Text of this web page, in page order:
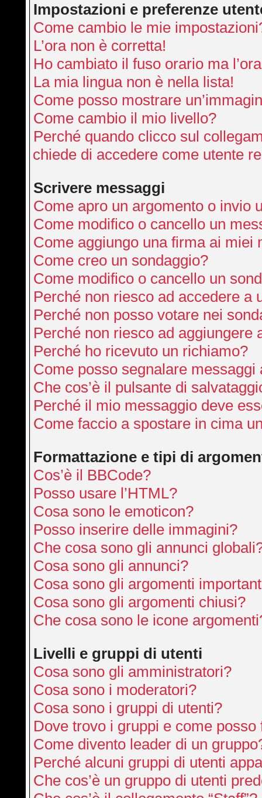
Impostazioni e preferenze
Come cambio le mie
L’ora non è corretta!
Ho cambiato il fuso orario ma
La mia lingua non è nella lista!
Come posso mostrare
Come cambio il mio livello?
Perché quando clicco sul
chiede di accedere come utente
Scrivere messaggi
Come apro un argomento o invio
Come modifico o cancello un
Come aggiungo una firma ai miei
Come creo un sondaggio?
Come modifico o cancello un
Perché non riesco ad accedere a
Perché non posso votare nei
Perché non riesco ad aggiungere
Perché ho ricevuto un richiamo?
Come posso segnalare messaggi
Che cos’è il pulsante di
Perché il mio messaggio deve
Come faccio a spostare in cima
Formattazione e tipi di
Cos’è il BBCode?
Posso usare l’HTML?
Cosa sono le emoticon?
Posso inserire delle immagini?
Che cosa sono gli annunci
Cosa sono gli annunci?
Cosa sono gli argomenti
Cosa sono gli argomenti chiusi?
Che cosa sono le icone
Livelli e gruppi di utenti
Cosa sono gli amministratori?
Cosa sono i moderatori?
Cosa sono i gruppi di utenti?
Dove trovo i gruppi e come
Come divento leader di un
Perché alcuni gruppi di utenti
Che cos’è un gruppo di utenti